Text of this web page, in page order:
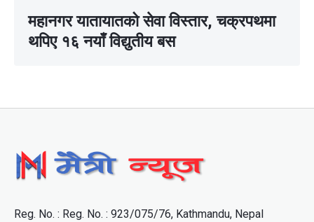
महानगर यातायातको सेवा विस्तार, चक्रपथमा
थपिए १६ नयाँ विद्युतीय बस
Reg. No. : Reg. No. : 923/075/76, Kathmandu, Nepal